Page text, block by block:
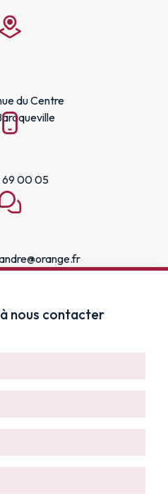
du Centre
69 00 05
nous contacter